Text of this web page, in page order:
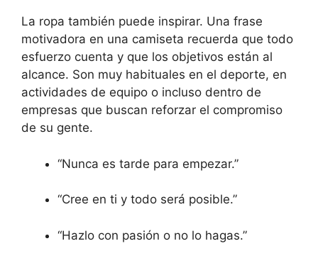
La ropa también puede inspirar. Una frase
motivadora en una camiseta recuerda que todo
esfuerzo cuenta y que los objetivos están al
alcance. Son muy habituales en el deporte, en
actividades de equipo o incluso dentro de
empresas que buscan reforzar el compromiso
de su gente.
“Nunca es tarde para empezar.”
“Cree en ti y todo será posible.”
“Hazlo con pasión o no lo hagas.”